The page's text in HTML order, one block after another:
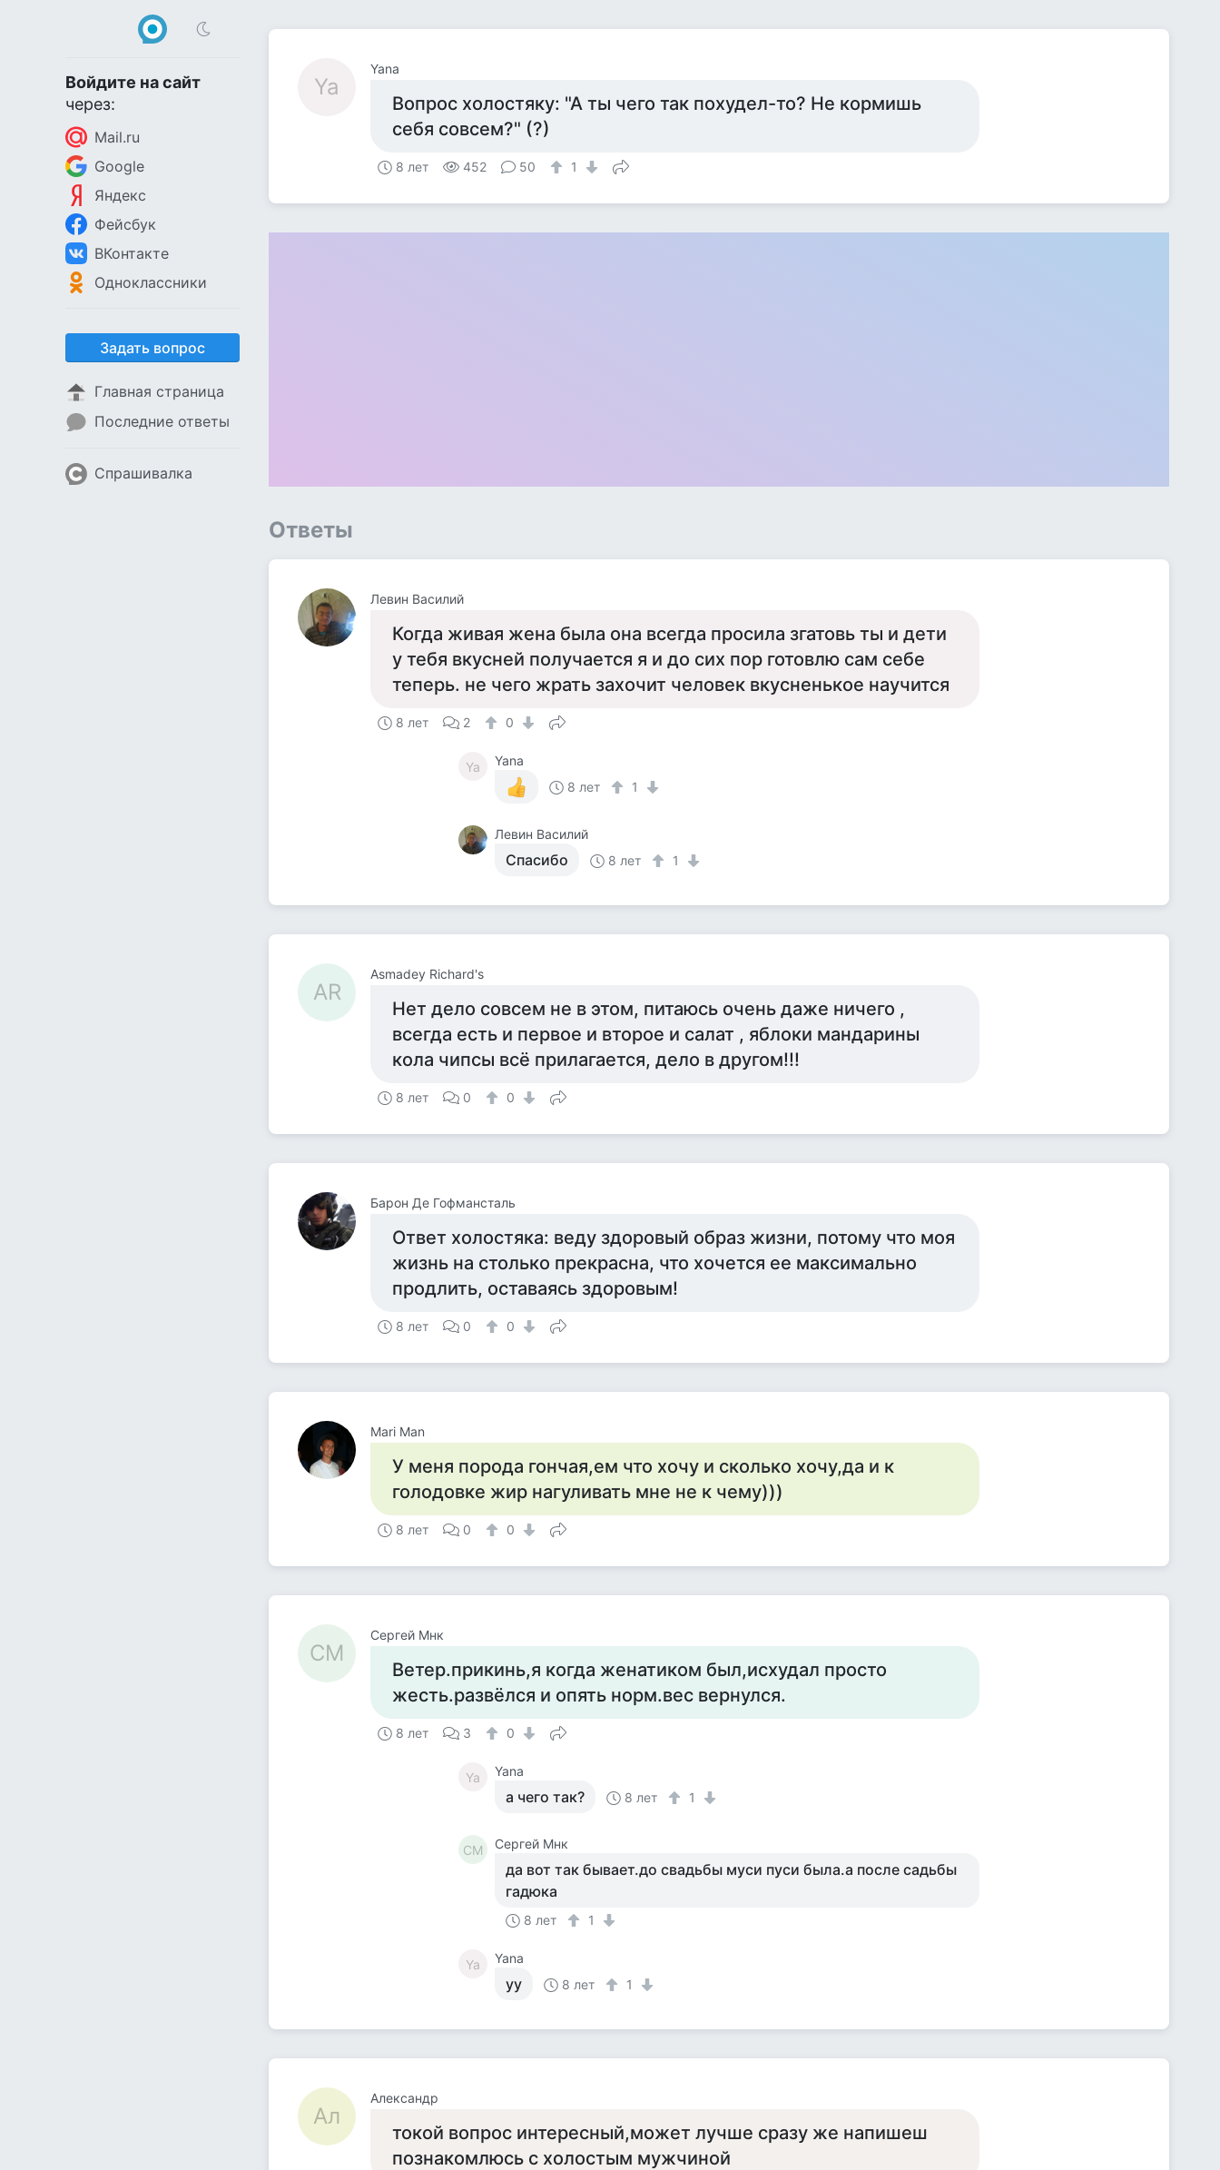
Войдите на сайт
через:
Mail.ru
Google
Яндекс
Фейсбук
ВКонтакте
Одноклассники
Задать вопрос
Главная страница
Последние ответы
Спрашивалка
Ya
Yana
Вопрос холостяку: "А ты чего так похудел-то? Не кормишь
себя совсем?" (?)
8 лет 452 50 1
Ответы
Левин Василий
Когда живая жена была она всегда просила згатовь ты и дети
у тебя вкусней получается я и до сих пор готовлю сам себе
теперь. не чего жрать захочит человек вкусненькое научится
8 лет 2 0
Ya
Yana
8 лет
1
Левин Василий
Спасибо 8 лет 1
AR
Asmadey Richard's
Нет дело совсем не в этом, питаюсь очень даже ничего ,
всегда есть и первое и второе и салат , яблоки мандарины
кола чипсы всё прилагается, дело в другом!!!
8 лет 0 0
Барон Де Гофмансталь
Ответ холостяка: веду здоровый образ жизни, потому что моя
жизнь на столько прекрасна, что хочется ее максимально
продлить, оставаясь здоровым!
8 лет 0 0
Mari Man
У меня порода гончая,ем что хочу и сколько хочу,да и к
голодовке жир нагуливать мне не к чему)))
8 лет 0 0
СМ
Сергей Мнк
Ветер.прикинь,я когда женатиком был,исхудал просто
жесть.развёлся и опять норм.вес вернулся.
8 лет 3 0
Ya Yana
а чего так? 8 лет 1
СМ Сергей Мнк
да вот так бывает.до свадьбы муси пуси была.а после садьбы
гадюка
8 лет 1
Ya Yana
уу 8 лет 1
Ал
Александр
токой вопрос интересный,может лучше сразу же напишеш
познакомлюсь с холостым мужчиной